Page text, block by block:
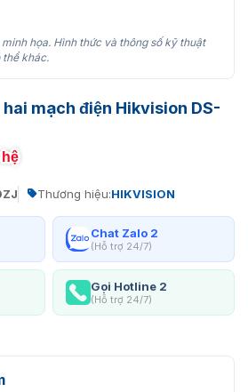
họa. Hình thức và thông số kỹ thuật
thể khác.
mạch điện Hikvision DS-
Thương hiệu:HIKVISION
Chat Zalo 2
(Hỗ trợ 24/7)
Gọi Hotline 2
(Hỗ trợ 24/7)